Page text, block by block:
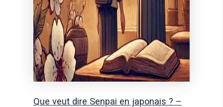
Que veut dire Senpai en japonais ? –